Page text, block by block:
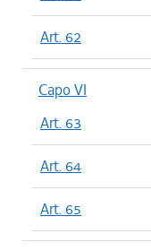
Art. 62
Capo VI
Art. 63
Art. 64
Art. 65